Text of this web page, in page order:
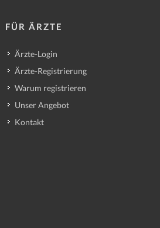
FÜR ÄRZTE
Ärzte-Login
Ärzte-Registrierung
Warum registrieren
Unser Angebot
Kontakt